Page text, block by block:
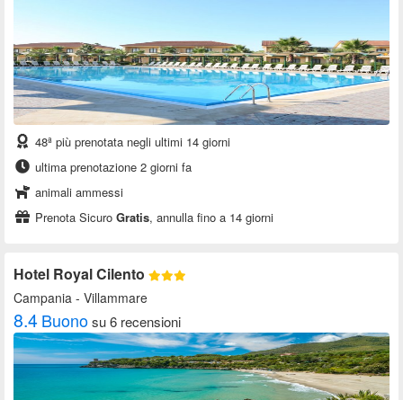
48ª più prenotata negli ultimi 14 giorni
ultima prenotazione 2 giorni fa
animali ammessi
Prenota Sicuro Gratis, annulla fino a 14 giorni
Hotel Royal Cilento
Campania - Villammare
8.4Buonosu 6 recensioni